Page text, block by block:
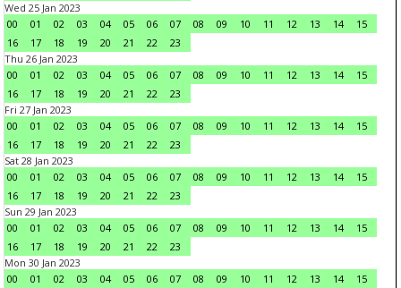
Wed 25 Jan 2023
00
01 02 03 04 05 06 07 08 09 10 11 12 13 14
15
16
17 18 19 20 21 22
23
Thu 26 Jan 2023
00
01 02 03 04 05 06 07 08 09 10 11 12 13 14
15
16
17 18 19 20 21 22
23
Fri 27 Jan 2023
00
01 02 03 04 05 06 07 08 09 10 11 12 13 14
15
16
17 18 19 20 21 22
23
Sat 28 Jan 2023
00
01 02 03 04 05 06 07 08 09 10 11 12 13 14
15
16
17 18 19 20 21 22
23
Sun 29 Jan 2023
00
01 02 03 04 05 06 07 08 09 10 11 12 13 14
15
16
17 18 19 20 21 22
23
Mon 30 Jan 2023
00
01 02 03 04 05 06 07 08 09 10 11 12 13 14
15